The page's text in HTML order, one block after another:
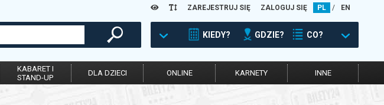
ZAREJESTRUJ SIĘ ZALOGUJ SIĘ PL / EN
KIEDY? GDZIE? CO?
KABARET I
STAND-UP
DLA DZIECI ONLINE KARNETY INNE